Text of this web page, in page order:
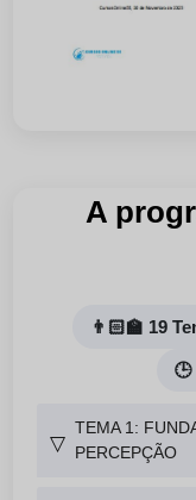
A
👨🏻‍🏫 19
🕒
▽
TEMA 1:
PERCEPÇÃO